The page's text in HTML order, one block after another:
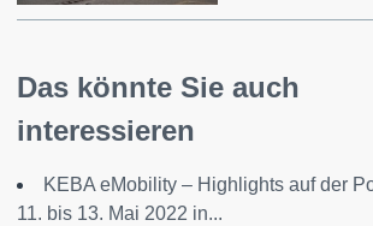
Das könnte Sie auch
interessieren
KEBA eMobility – Highlights auf der
11. bis 13. Mai 2022 in...